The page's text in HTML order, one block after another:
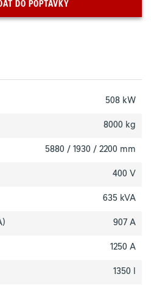
DO POPTÁVKY
508 kW
8000 kg
5880 / 1930 / 2200 mm
400 V
635 kVA
907 A
1250 A
1350 l